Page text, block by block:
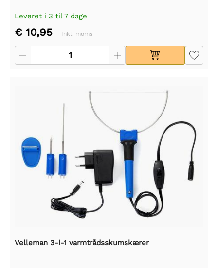
Leveret i 3 til 7 dage
€ 10,95 Inkl. moms
Velleman 3-i-1 varmtrådsskumskærer